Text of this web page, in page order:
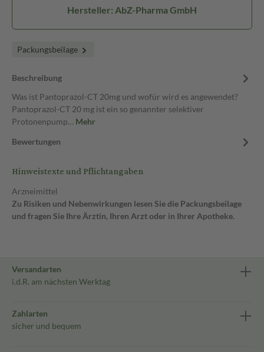
Hersteller: AbZ-Pharma GmbH
Packungsbeilage
Beschreibung
Was ist Pantoprazol-CT 20mg und wofür wird es angewendet?
Pantoprazol-CT 20 mg ist ein so genannter selektiver
Protonenpump… Mehr
Bewertungen
Hinweistexte und Pflichtangaben
Arzneimittel
Zu Risiken und Nebenwirkungen lesen Sie die Packungsbeilage
und fragen Sie Ihre Ärztin, Ihren Arzt oder in Ihrer Apotheke.
Versandarten
i.d.R. am nächsten Werktag
Zahlarten
sicher und bequem